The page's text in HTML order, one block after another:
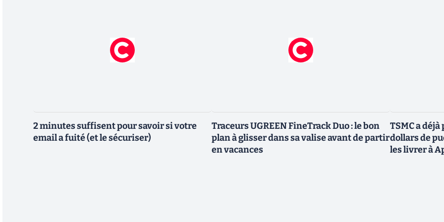
2 minutes suffisent pour savoir si votre
email a fuité (et le sécuriser)
Traceurs UGREEN FineTrack Duo : le bon
plan à glisser dans sa valise avant de partir
en vacances
TSMC a
dollars de
les livrer à